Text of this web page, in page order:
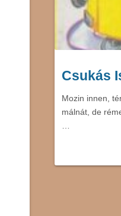
Csukás
Mozin innen,
málnát, de